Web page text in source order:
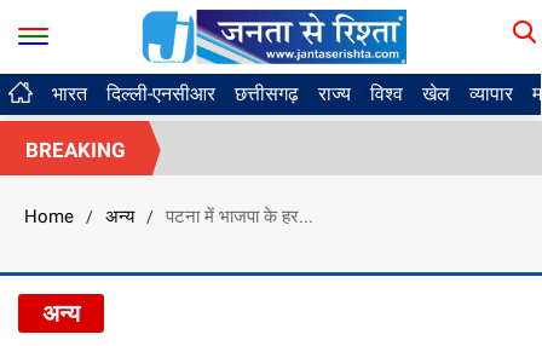
भारत दिल्ली-एनसीआर छत्तीसगढ़ राज्य विश्व खेल व्यापार
BREAKING
Home / अन्य / पटना में भाजपा के हर...
अन्य